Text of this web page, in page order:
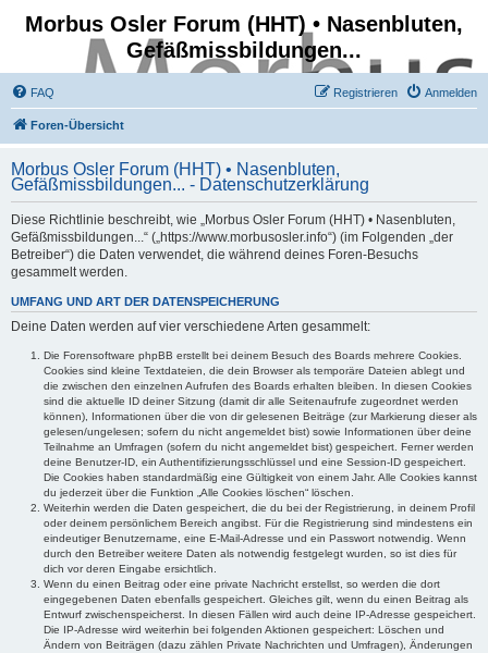
Morbus Osler Forum (HHT) • Nasenbluten,
Gefäßmissbildungen...
FAQ Anmelden
Registrieren
Foren-Übersicht
Morbus Osler Forum (HHT) • Nasenbluten,
Gefäßmissbildungen... - Datenschutzerklärung
Diese Richtlinie beschreibt, wie „Morbus Osler Forum (HHT) • Nasenbluten,
Gefäßmissbildungen...“ („https://www.morbusosler.info“) (im Folgenden „der
Betreiber“) die Daten verwendet, die während deines Foren-Besuchs
gesammelt werden.
UMFANG UND ART DER DATENSPEICHERUNG
Deine Daten werden auf vier verschiedene Arten gesammelt:
Die Forensoftware phpBB erstellt bei deinem Besuch des Boards mehrere Cookies.
Cookies sind kleine Textdateien, die dein Browser als temporäre Dateien ablegt und
die zwischen den einzelnen Aufrufen des Boards erhalten bleiben. In diesen Cookies
sind die aktuelle ID deiner Sitzung (damit dir alle Seitenaufrufe zugeordnet werden
können), Informationen über die von dir gelesenen Beiträge (zur Markierung dieser als
gelesen/ungelesen; sofern du nicht angemeldet bist) sowie Informationen über deine
Teilnahme an Umfragen (sofern du nicht angemeldet bist) gespeichert. Ferner werden
deine Benutzer-ID, ein Authentifizierungsschlüssel und eine Session-ID gespeichert.
Die Cookies haben standardmäßig eine Gültigkeit von einem Jahr. Alle Cookies kannst
du jederzeit über die Funktion „Alle Cookies löschen“ löschen.
Weiterhin werden die Daten gespeichert, die du bei der Registrierung, in deinem Profil
oder deinem persönlichem Bereich angibst. Für die Registrierung sind mindestens ein
eindeutiger Benutzername, eine E-Mail-Adresse und ein Passwort notwendig. Wenn
durch den Betreiber weitere Daten als notwendig festgelegt wurden, so ist dies für
dich vor deren Eingabe ersichtlich.
Wenn du einen Beitrag oder eine private Nachricht erstellst, so werden die dort
eingegebenen Daten ebenfalls gespeichert. Gleiches gilt, wenn du einen Beitrag als
Entwurf zwischenspeicherst. In diesen Fällen wird auch deine IP-Adresse gespeichert.
Die IP-Adresse wird weiterhin bei folgenden Aktionen gespeichert: Löschen und
Ändern von Beiträgen (dazu zählen Private Nachrichten und Umfragen), Änderungen